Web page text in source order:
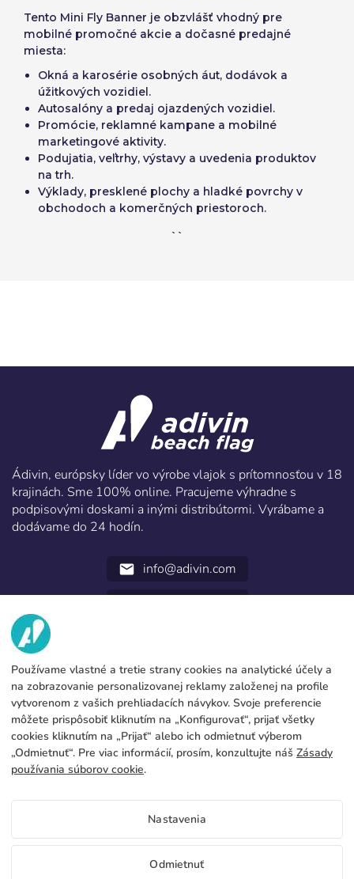
Tento Mini Fly Banner je obzvlášť vhodný pre
mobilné promočné akcie a dočasné predajné
miesta:
Okná a karosérie osobných áut, dodávok a
úžitkových vozidiel.
Autosalóny a predaj ojazdených vozidiel.
Promócie, reklamné kampane a mobilné
marketingové aktivity.
Podujatia, veľtrhy, výstavy a uvedenia produktov
na trh.
Výklady, presklené plochy a hladké povrchy v
obchodoch a komerčných priestoroch.
``
Ádivin, európsky líder vo výrobe vlajok s prítomnosťou v 18
krajinách. Sme 100% online. Pracujeme výhradne s
podpisovými doskami a inými distribútormi. Vyrábame a
dodávame do 24 hodín.
email info@adivin.com
MY
Továreň
Kontakt
Blog
SLUŽBY
Formy platby
Výroba a preprava
FAQs
PRÁVNE ÚDAJE
Právne upozornenie
Všeobecné podmienky zamestnania
Cookies policy
Zásady ochrany súkromia
SK
Používame vlastné a tretie strany cookies na analytické účely a
na zobrazovanie personalizovanej reklamy založenej na profile
vytvorenom z vašich prehliadacích návykov. Svoje preferencie
môžete prispôsobiť kliknutím na „Konfigurovať“, prijať všetky
cookies kliknutím na „Prijať“ alebo ich odmietnuť výberom
„Odmietnuť“. Pre viac informácií, prosím, konzultujte náš Zásady
používania súborov cookie.
Nastavenia
Odmietnuť